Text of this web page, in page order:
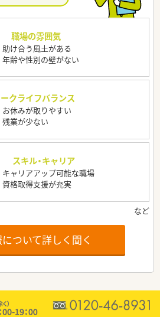
職場の雰囲気
助け合う風土がある
年齢や性別の壁がない
クライフバランス
お休みが取りやすい
残業が少ない
スキル・キャリア
キャリアアップ可能な職場
資格取得支援が充実
ついて詳しく聞く